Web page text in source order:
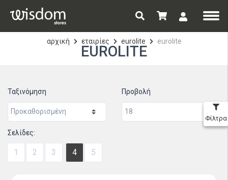
αρχική εταιρίες eurolite eurolite
EUROLITE
Ταξινόμηση Προβολή
Σελίδες:
1 2 3 4 5
Φίλτρα